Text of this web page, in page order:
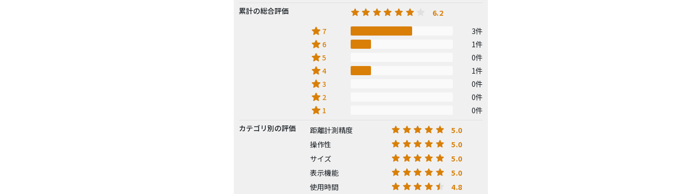
累計の総合評価
6.2
star 7 3件
star 6 1件
star5 0件
star4 1件
star3 0件
star 2 0件
star 1
0件
カテゴリ別の評価
距離計測精度 5.0
操作性 5.0
サイズ 5.0
表示機能 5.0
使用時間 4.8